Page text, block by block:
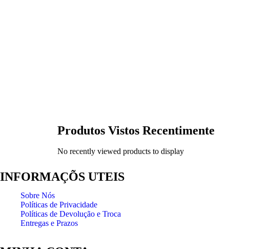
Produtos Vistos Recentimente
No recently viewed products to display
INFORMAÇÕS UTEIS
Sobre Nós
Políticas de Privacidade
Políticas de Devolução e Troca
Entregas e Prazos